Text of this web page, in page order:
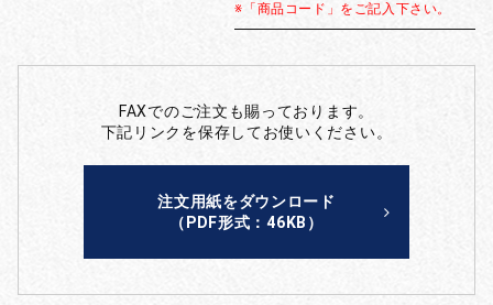
※「商品コード」をご記入下さい。
FAXでのご注文も賜っております。
下記リンクを保存してお使いください。
注文用紙をダウンロード
（PDF形式：46KB）